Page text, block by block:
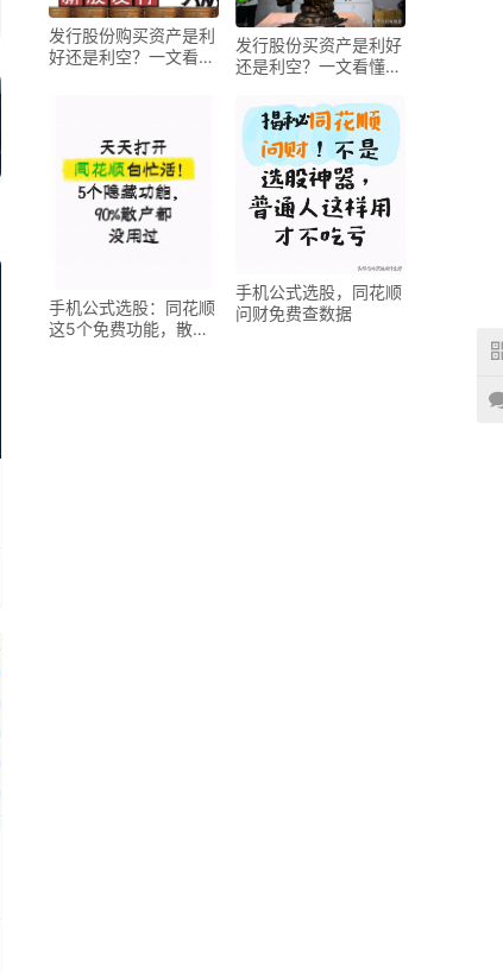
发行股份购买资产是利
好还是利空？一文看懂
发行股份买资产是利好
还是利空？一文看懂对
手机公式选股：同花顺
这5个免费功能，散户
手机公式选股，同花顺
问财免费查数据